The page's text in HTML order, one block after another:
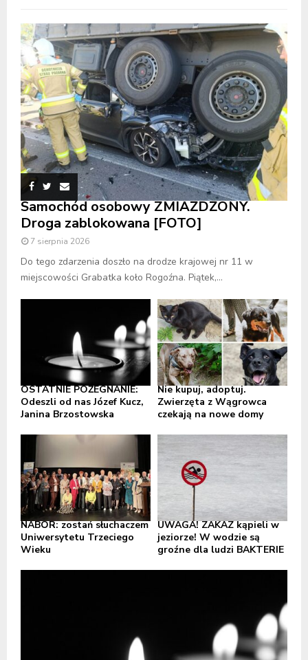
Samochód osobowy ZMIAŻDŻONY.
Droga zablokowana [FOTO]
7 sierpnia 2026
Do tego zdarzenia doszło na drodze krajowej nr 11 w
miejscowości Grabatka koło Rogoźna. Piątek,...
OSTATNIE POŻEGNANIE:
Odeszli od nas Józef Kucz,
Janina Brzostowska
Nie kupuj, adoptuj.
Zwierzęta z Wągrowca
czekają na nowe domy
NABÓR: zostań słuchaczem
Uniwersytetu Trzeciego
Wieku
UWAGA! ZAKAZ kąpieli w
jeziorze! W wodzie są
groźne dla ludzi BAKTERIE